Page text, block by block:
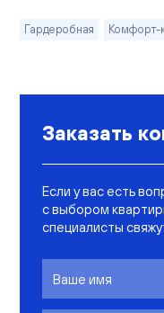
Гардеробная Комфорт-
Заказать
Если у вас есть
с выбором
специалисты